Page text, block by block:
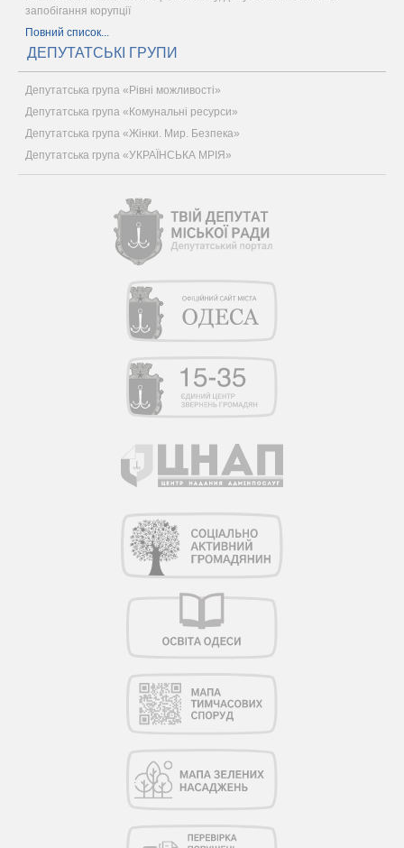
запобігання корупції
Повний список...
ДЕПУТАТСЬКІ ГРУПИ
Депутатська група «Рівні можливості»
Депутатська група «Комунальні ресурси»
Депутатська група «Жінки. Мир. Безпека»
Депутатська група «УКРАЇНСЬКА МРІЯ»